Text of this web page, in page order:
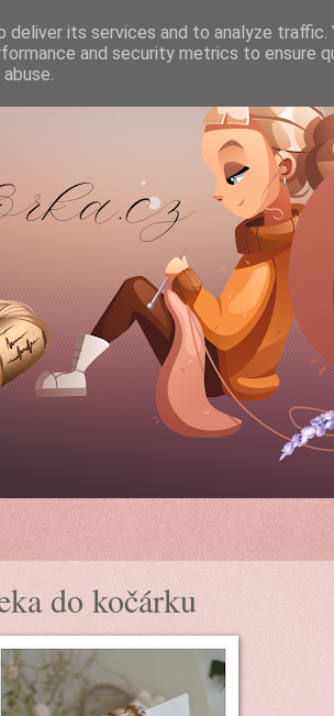
do kočárku
its services and to analyze traffic.
and security metrics to ensure